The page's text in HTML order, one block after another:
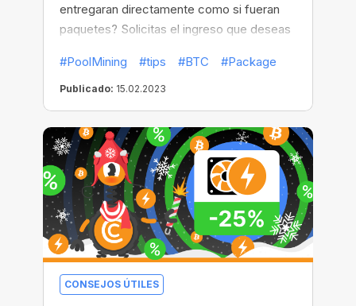
entregaran directamente como si fueran
paquetes? Solicitas el ingreso que deseas
predeterminada.
#PoolMining #tips #BTC #Package
Publicado: 15.02.2023
CONSEJOS ÚTILES